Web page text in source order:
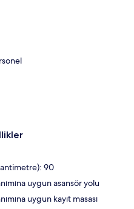
90
uygun asansör yolu
uygun kayıt masası